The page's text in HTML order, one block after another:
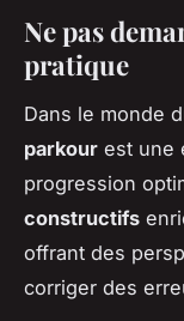
Ne pas
pratique
Dans le monde
parkour est une
progression
constructifs
offrant des
corriger des